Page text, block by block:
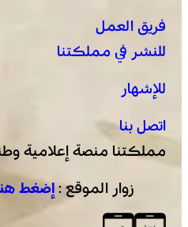
فريق العمل
للنشر في مملكتنا
للإشهار
اتصل بنا
مملكتنا منصة إعلامية
زوار الموقع : إضغط